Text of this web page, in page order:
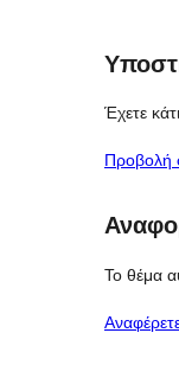
Έχετε
Προβολή
Το θέμα